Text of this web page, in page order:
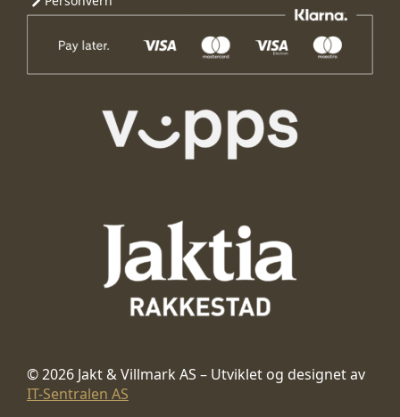
© 2026 Jakt & Villmark AS – Utviklet og designet av
IT-Sentralen AS